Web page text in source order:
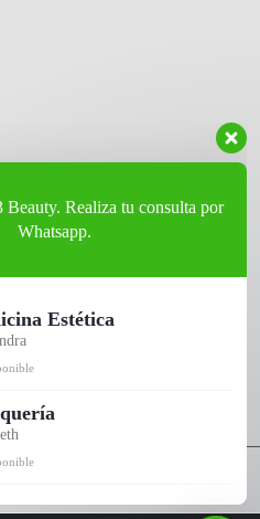
Realiza tu consulta por
Whatsapp.
Estética